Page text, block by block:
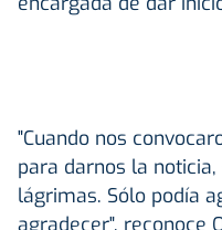
"Cuando nos
para darnos la
lágrimas. Sólo podía
agradecer", reconoce